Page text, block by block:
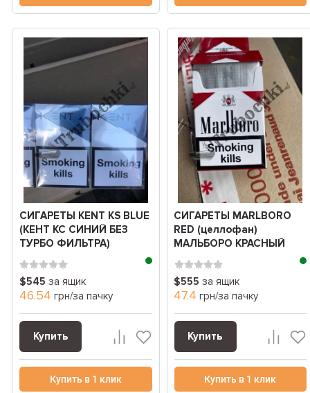
СИГАРЕТЫ KENT KS BLUE
(КЕНТ КС СИНИЙ БЕЗ
ТУРБО ФИЛЬТРА)
$545 за ящик
46.54 грн/за пачку
Купить
Купить в 1 клик
СИГАРЕТЫ MARLBORO
RED (целлофан)
МАЛЬБОРО КРАСНЫЙ
$555 за ящик
47.4 грн/за пачку
Купить
Купить в 1 клик